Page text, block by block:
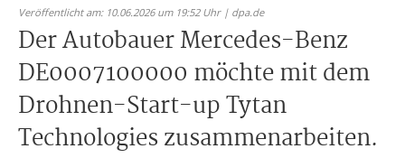
Veröffentlicht am: 10.06.2026 um 19:52 Uhr | dpa.de
Der Autobauer Mercedes-Benz
DE0007100000 möchte mit dem
Drohnen-Start-up Tytan
Technologies zusammenarbeiten.